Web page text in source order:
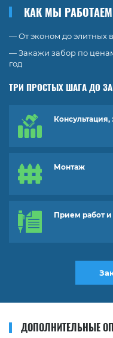
КАК МЫ РАБОТАЕМ
— От эконом до элитных
— Закажи забор по
год
ТРИ ПРОСТЫХ ШАГА ДО
Монтаж
Прием работ и
ДОПОЛНИТЕЛЬНЫЕ